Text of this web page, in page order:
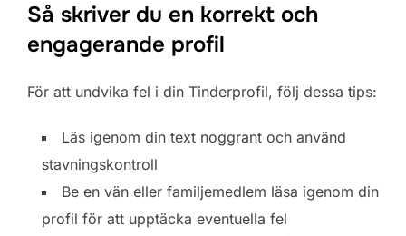
Så skriver du en korrekt och
engagerande profil
För att undvika fel i din Tinderprofil, följ dessa tips:
Läs igenom din text noggrant och använd
stavningskontroll
Be en vän eller familjemedlem läsa igenom din
profil för att upptäcka eventuella fel